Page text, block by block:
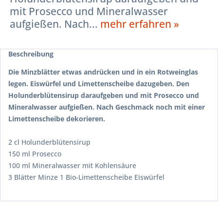
mit Prosecco und Mineralwasser
aufgießen. Nach... mehr erfahren »
Beschreibung
Die Minzblätter etwas andrücken und in ein Rotweinglas
legen. Eiswürfel und Limettenscheibe dazugeben. Den
Holunderblütensirup daraufgeben und mit Prosecco und
Mineralwasser aufgießen. Nach Geschmack noch mit einer
Limettenscheibe dekorieren.
2 cl Holunderblütensirup
150 ml Prosecco
100 ml Mineralwasser mit Kohlensäure
3 Blätter Minze 1 Bio-Limettenscheibe Eiswürfel